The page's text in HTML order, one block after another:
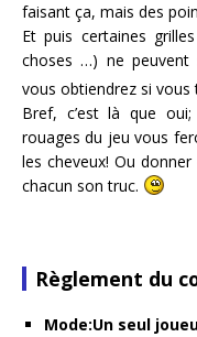
faisant ça, mais des
Et puis certaines
choses …) ne peuvent
vous obtiendrez si
Bref, c’est là que
rouages du jeu vous
les cheveux! Ou
chacun son truc.
Règlement du
Mode:Un seul